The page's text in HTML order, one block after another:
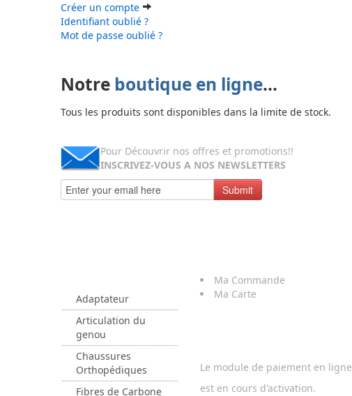
Créer un compte
Identifiant oublié ?
Mot de passe oublié ?
Notre boutique en ligne...
Tous les produits sont disponibles dans la limite de stock.
Pour Découvrir nos offres et promotions!!
INSCRIVEZ-VOUS A NOS NEWSLETTERS
Submit
Adaptateur
Articulation du
genou
Chaussures
Orthopédiques
Fibres de Carbone
Ma Commande
Ma Carte
Le module de paiement en ligne
est en cours d'activation.